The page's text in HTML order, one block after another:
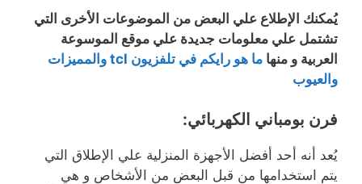
يُمكنك الإطلاع علي البعض من الموضوعات الأخرى التي
تشتمل علي معلومات جديدة علي موقع الموسوعة
العربية و منها
ما هو رايكم في تلفزيون tcl والمميزات
والعيوب
فرن بومباني الكهربائي:
يُعد أنه أحد أفضل الأجهزة المنزلية علي الإطلاق التي
يتم استخدامها من قبل البعض من الأشخاص و هي